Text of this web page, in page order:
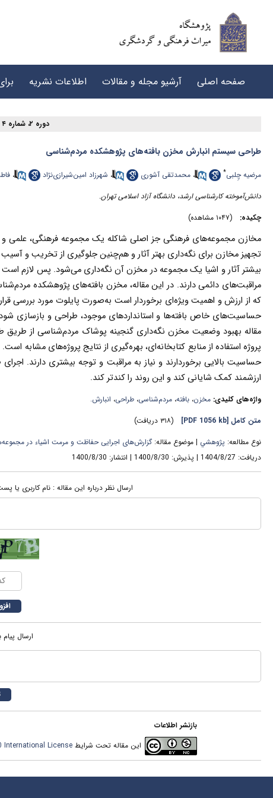
صفحه اصلی آرشیو مجله و مقالات اطلاعات نشریه
دوره ۲، شماره ۴ - ( Special issue ۱۳۹۸ )
طراحی سیستم انبارش مخزن بافته‌های پژوهشکده مردم‌شناسی
مرضیه چِلبی* ، محمدتقی آشوری ، شهرزاد امین‌شیرازی‌نژاد ،
دانش‌آموخته کارشناسی ارشد، دانشگاه آزاد اسلامی تهران.
چکیده:
(۱۰۴۷ مشاهده)
مخازن مجموعه‌های فرهنگی جز اصلی شاکله یک مجموعه فرهنگی، علمی و
تجهیز مخازن برای نگه‌داری بهتر آثار و هم‌چنین جلوگیری از تخریب و
بیشتر آثار و اشیا یک مجموعه در مخزن آن نگه‌داری می‌شود. پس لازم است
مراقبت‌های دائمی دارند. در این مقاله، مخزن بافته‌های پژوهشکده
که از ارزش و اهمیت ویژه‌ای برخوردار است به‌صورت پایلوت مورد بررسی
حساسیت‌های خاص بافته‌ها و استانداردهای موجود، طراحی و بازسازی
مقاله بهبود وضعیت مخزن نگه‌داری گنجینه پوشاک مردم‌شناسی از
پروژه استفاده از منابع کتابخانه‌ای، بهره‌گیری از نتایج پروژه‌های مشابه
حساسیت بالایی برخوردارند و نیاز به مراقبت و توجه بیشتری دارند.
ارزشمند کمک شایانی کند و این روند را کندتر کند.
واژه‌های کلیدی: مخزن، بافته، مردم‌شناسی، طراحی، انبارش.
متن کامل [PDF 1056 kb]
(۳۱۸ دریافت)
نوع مطالعه: پژوهشي | موضوع مقاله: گزارش‌های اجرایی حفاظت و مرمت اشیاء در
دریافت: 1404/8/27 | پذیرش: 1400/8/30 | انتشار: 1400/8/30
ارسال نظر درباره این مقاله : نام کاربری یا
ارسال
بازنشر اطلاعات
این مقاله تحت شرایط International License